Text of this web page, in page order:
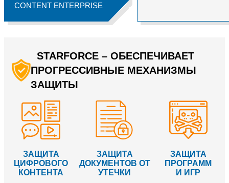
CONTENT ENTERPRISE
STARFORCE – ОБЕСПЕЧИВАЕТ
ПРОГРЕССИВНЫЕ МЕХАНИЗМЫ
ЗАЩИТЫ
ЗАЩИТА
ЦИФРОВОГО
КОНТЕНТА
ЗАЩИТА
ДОКУМЕНТОВ ОТ
УТЕЧКИ
ЗАЩИТА
ПРОГРАММ
И ИГР